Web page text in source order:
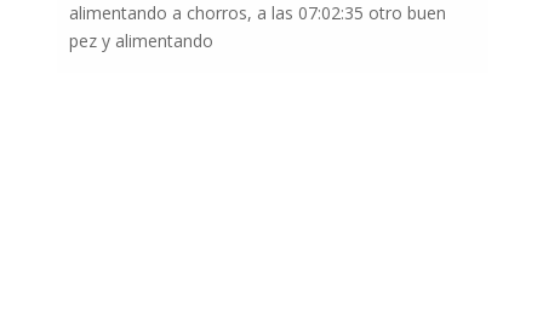
alimentando a chorros, a las 07:02:35 otro buen
pez y alimentando